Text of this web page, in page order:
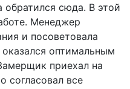
обратился сюда. В этой
Менеджер
и посоветовала
оптимальным
приехал на
согласовал все